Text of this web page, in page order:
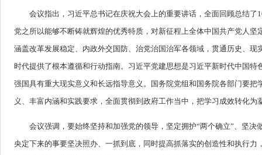
会议指出，习近平总书记在庆祝大会上的重要讲话，全面回顾总结
党之所以能够不断铸就辉煌的优秀特质，对新征程上全体中国共产党人
涵盖改革发展稳定、内政外交国防、治党治国治军各领域，贯通历史、
时代提供了根本遵循和行动指南。习近平党建思想是习近平新时代中国
强国具有重大现实意义和长远指导意义。国务院党组和国务院各部门要
义、丰富内涵和实践要求，全面贯彻到政府工作当中，把学习成效转化为
会议强调，要始终坚持和加强党的领导，坚定拥护“两个确立”、坚
央定下来的事要坚决照办、一抓到底，同时提高抓落实的创造性和执行